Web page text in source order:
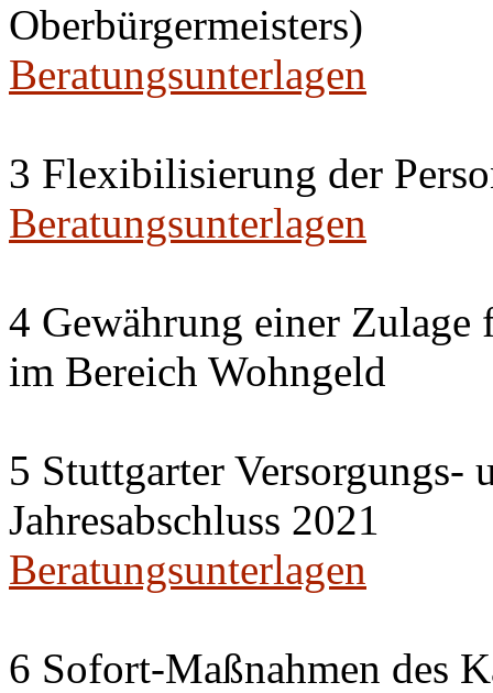
Oberbürgermeisters)
Beratungsunterlagen
3 Flexibilisierung der
Beratungsunterlagen
4 Gewährung einer
im Bereich Wohngeld
5 Stuttgarter Versorgungs-
Jahresabschluss 2021
Beratungsunterlagen
6 Sofort-Maßnahmen des